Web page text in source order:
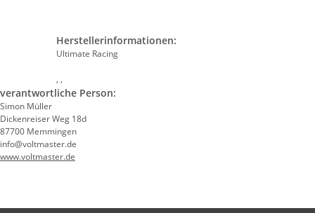
Herstellerinformationen:
Ultimate Racing
, ,
verantwortliche Person:
Simon Müller
Dickenreiser Weg 18d
87700 Memmingen
info@voltmaster.de
www.voltmaster.de